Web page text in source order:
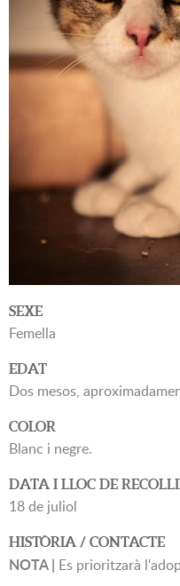
SEXE
Femella
EDAT
Dos mesos,
COLOR
Blanc i negre.
DATA I LLOC DE
18 de juliol
HISTÒRIA / CONTACTE
NOTA | Es prioritzarà